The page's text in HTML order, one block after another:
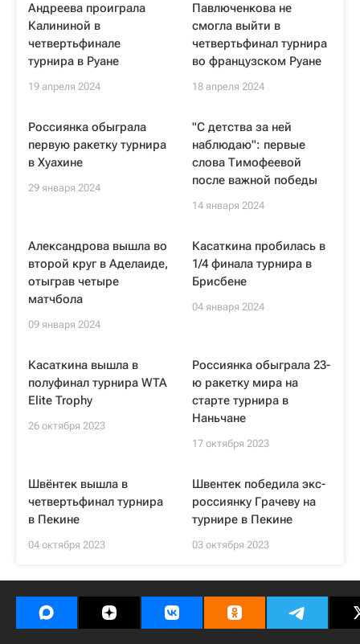
Андреева проиграла
Калининой в
четвертьфинале
турнира в Руане
19 апреля 2024
Павлюченкова не
смогла выйти в
четвертьфинал турнира
во французском Руане
18 апреля 2024
Россиянка обыграла
первую ракетку турнира
в Хуахине
29 января 2024
"С детства за ней
наблюдаю": первые
слова Тимофеевой
после важной победы
14 января 2024
Александрова вышла во
второй круг в Аделаиде,
отыграв четыре
матчбола
09 января 2024
Касаткина пробилась в
1/4 финала турнира в
Брисбене
04 января 2024
Касаткина вышла в
полуфинал турнира WTA
Elite Trophy
26 октября 2023
Россиянка обыграла 23-
ю ракетку мира на
старте турнира в
Наньчане
17 октября 2023
Швёнтек вышла в
четвертьфинал турнира
в Пекине
04 октября 2023
Швентек победила экс-
россиянку Грачеву на
турнире в Пекине
03 октября 2023